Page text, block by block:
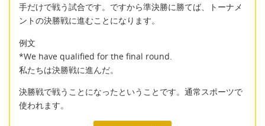
手だけで戦う試合です。ですから準決勝に勝てば、トーナメ
ントの決勝戦に進むことになります。
例文
*We have qualified for the final round.
私たちは決勝戦に進んだ。
決勝戦で戦うことになったということです。通常スポーツで
使われます。